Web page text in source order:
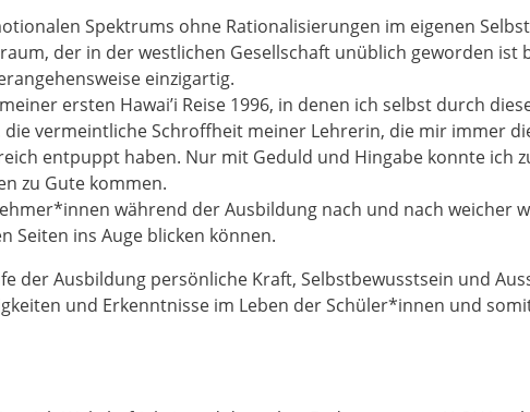
Spektrums ohne Rationalisierungen im eigenen
der in der westlichen Gesellschaft unüblich geworden ist
einzigartig.
ersten Hawai’i Reise 1996, in denen ich selbst durch
die vermeintliche Schroffheit meiner Lehrerin, die mir immer
entpuppt haben. Nur mit Geduld und Hingabe konnte ich
zu Gute kommen.
während der Ausbildung nach und nach weicher
Seiten ins Auge blicken können.
der Ausbildung persönliche Kraft, Selbstbewusstsein und
und Erkenntnisse im Leben der Schüler*innen und